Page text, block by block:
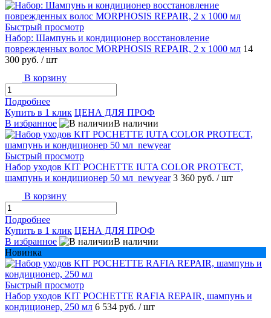
Быстрый просмотр
Набор: Шампунь и кондиционер восстановление
поврежденных волос MORPHOSIS REPAIR, 2 х 1000 мл 14
300 руб. / шт
В корзину
Подробнее
Купить в 1 клик ЦЕНА ДЛЯ ПРОФ
В избранное
В наличии
Быстрый просмотр
Набор уходов KIT POCHETTE IUTA COLOR PROTECT,
шампунь и кондиционер 50 мл_newyear 3 360 руб. / шт
В корзину
Подробнее
Купить в 1 клик ЦЕНА ДЛЯ ПРОФ
В избранное
В наличии
Новинка
Быстрый просмотр
Набор уходов KIT POCHETTE RAFIA REPAIR, шампунь и
кондиционер, 250 мл 6 534 руб. / шт